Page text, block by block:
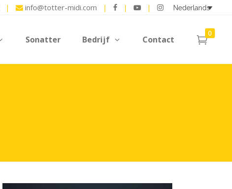
| info@totter-midi.com | | | Nederlands
Sonatter Bedrijf Contact
0